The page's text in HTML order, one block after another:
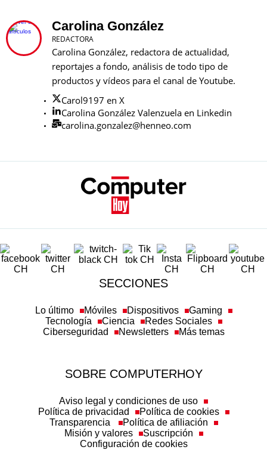
Carolina González
REDACTORA
Carolina González, redactora de actualidad,
reportajes a fondo, análisis de todo tipo de
productos y vídeos para el canal de Youtube.
Carol9197 en X
Carolina González Valenzuela en Linkedin
carolina.gonzalez@henneo.com
SECCIONES
Lo último Móviles Dispositivos
Gaming
Tecnología
Ciencia
Redes Sociales
Ciberseguridad
Newsletters Más temas
SOBRE COMPUTERHOY
Aviso legal y condiciones de uso
Política de privacidad
Política de cookies
Transparencia
Política de afiliación
Misión y valores
Suscripción
Configuración de cookies